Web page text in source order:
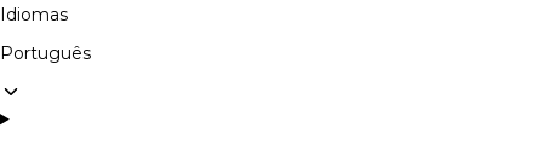
Idiomas
Português